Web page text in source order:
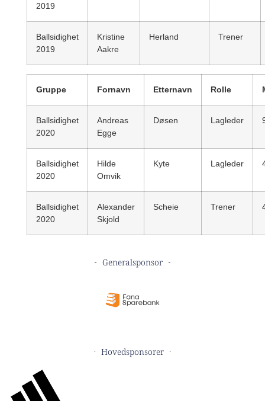
2019
Ballsidighet
2019
Kristine
Aakre
Herland Trener
Gruppe Fornavn Etternavn Rolle
Ballsidighet
2020
Andreas
Egge
Døsen Lagleder
Ballsidighet
2020
Hilde
Omvik
Kyte Lagleder
Ballsidighet
2020
Alexander
Skjold
Scheie Trener
Generalsponsor
Hovedsponsorer